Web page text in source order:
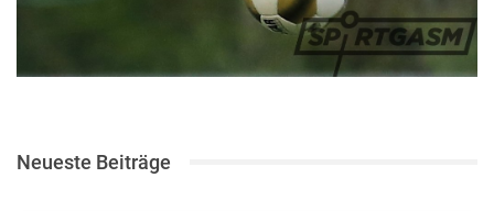
Neueste Beiträge